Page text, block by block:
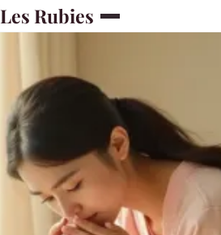
Les Rubies